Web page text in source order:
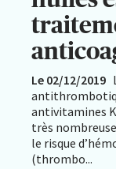
Le 02/12/2019
antivitamines
très
le risque
(thrombo...